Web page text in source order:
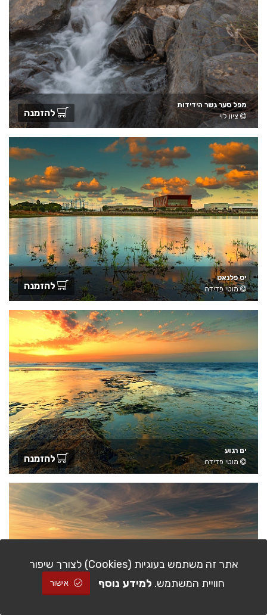
מפל סער גשר הידידות
ציון לוי
להזמנה
יס פלנאט
מוטי פדידה
להזמנה
ים רגוע
מוטי פדידה
להזמנה
אתר זה משתמש בעוגיות (Cookies) לצורך שיפור
חוויית המשתמש. למידע נוסף